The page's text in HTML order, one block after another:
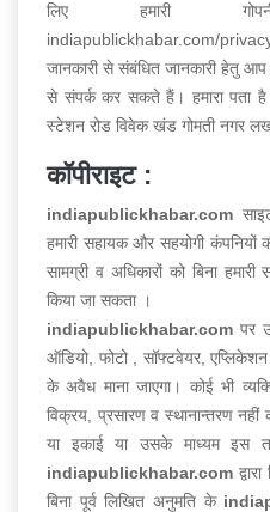
लिए हमारी
indiapublickhabar.com/
जानकारी से संबंधित जानकारी हेतु आप
से संपर्क कर सकते हैं। हमारा पता
स्टेशन रोड विवेक खंड गोमती नगर
कॉपीराइट :
indiapublickhabar.com
हमारी सहायक और सहयोगी कंपनियों
सामग्री व अधिकारों को बिना
किया जा सकता ।
indiapublickhabar.com पर
ऑडियो, फोटो , सॉफ्टवेयर, एप्लिकेशन
के अवैध माना जाएगा। कोई भी
विक्रय, प्रसारण व स्थानान्तरण
या इकाई या उसके माध्यम इस
indiapublickhabar.com
बिना पूर्व लिखित अनुमति के